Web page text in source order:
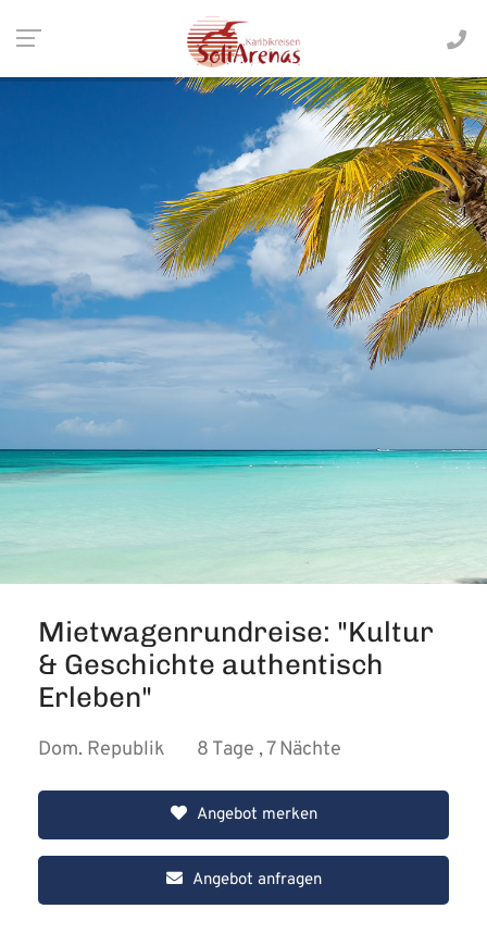
Mietwagenrundreise: "Kultur
& Geschichte authentisch
Erleben"
Dom. Republik 8 Tage , 7 Nächte
Angebot merken
Angebot anfragen